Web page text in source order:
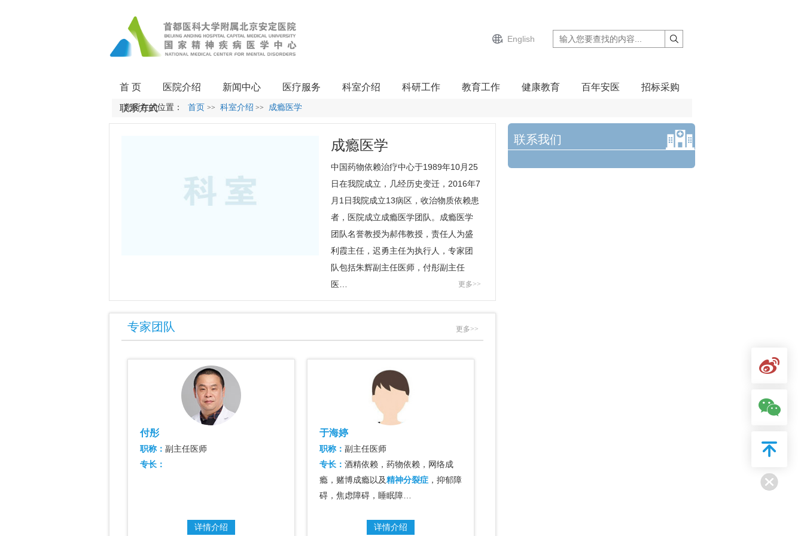
English
首 页 医院介绍 新闻中心 医疗服务 科室介绍 科研工作 教育工作 健康教育 百年安医 招标采购
联系方式
您所在的位置： 首页 >> 科室介绍 >> 成瘾医学
成瘾医学
中国药物依赖治疗中心于1989年10月25
日在我院成立，几经历史变迁，2016年7
月1日我院成立13病区，收治物质依赖患
者，医院成立成瘾医学团队。 成瘾医学
团队名誉教授为郝伟教授，责任人为盛
利霞主任， 迟勇主任为执行人， 专家团
队包括朱辉副主任医师， 付彤副主任
医…
更多>>
更多>>
专家团队
付彤
职称： 副主任医师
专长：
详情介绍
于海婷
职称： 副主任医师
专长： 酒精依赖，药物依赖，网络成
瘾，赌博成瘾以及精神分裂症 ，抑郁障
碍，焦虑障碍，睡眠障…
详情介绍
等精神疾病诊疗，接
联系我们